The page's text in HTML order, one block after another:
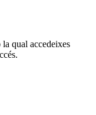
qual accedeixes